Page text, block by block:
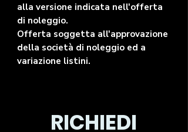
alla versione indicata nell'offerta
di noleggio.
Offerta soggetta all'approvazione
della società di noleggio ed a
variazione listini.
RICHIEDI